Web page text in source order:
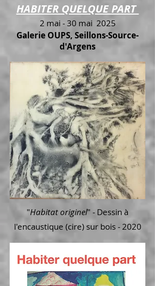
HABITER QUELQUE PART
2 mai - 30 mai 2025
Galerie OUPS, Seillons-Source-
d'Argens
"Habitat originel" - Dessin à
l'encaustique (cire) sur bois -2020